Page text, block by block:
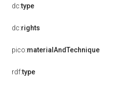
dc:type
dc:rights
pico:materialAndTechnique
rdf:type